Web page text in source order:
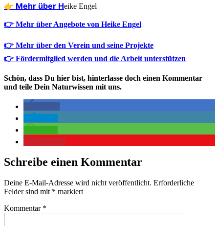
👉 Mehr über Heike Engel
👉 Mehr über Angebote von Heike Engel
👉 Mehr über den Verein und seine Projekte
👉 Fördermitglied werden und die Arbeit unterstützen
Schön, dass Du hier bist, hinterlasse doch einen Kommentar
und teile Dein Naturwissen mit uns.
Schreibe einen Kommentar
Deine E-Mail-Adresse wird nicht veröffentlicht. Erforderliche
Felder sind mit * markiert
Kommentar *